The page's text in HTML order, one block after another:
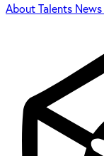
AboutTalents News